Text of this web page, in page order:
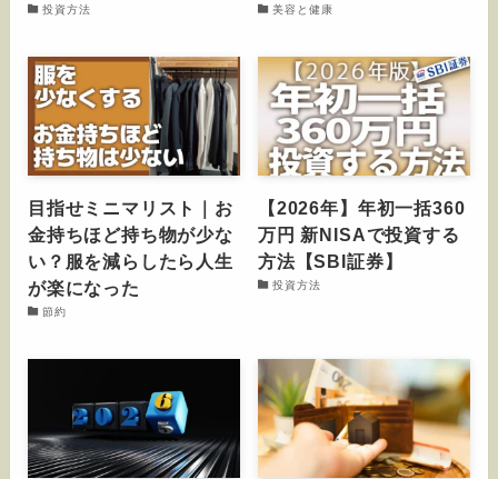
投資方法 美容と健康
目指せミニマリスト｜お
金持ちほど持ち物が少な
い？服を減らしたら人生
が楽になった
節約
【2026年】年初一括360
万円 新NISAで投資する
方法【SBI証券】
投資方法